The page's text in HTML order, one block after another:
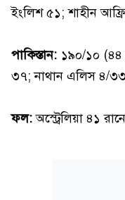
ইংলিশ ৫১; শাহীন
পাকিস্তান: ১৯০/১০ (৪৪
৩৭; নাথান এলিস ৪/
ফল:অস্ট্রেলিয়া ৪১